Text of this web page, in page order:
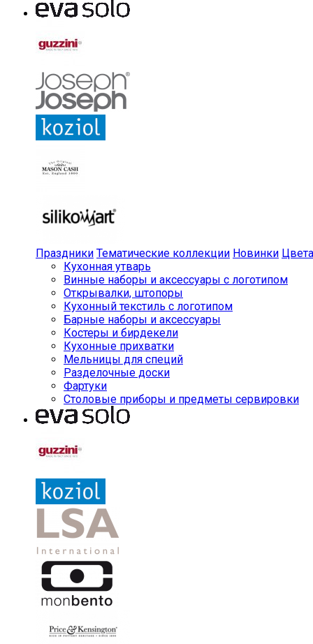
Праздники Тематические коллекции Новинки Цвета
Кухонная утварь
Винные наборы и аксессуары с логотипом
Открывалки, штопоры
Кухонный текстиль с логотипом
Барные наборы и аксессуары
Костеры и бирдекели
Кухонные прихватки
Мельницы для специй
Разделочные доски
Фартуки
Столовые приборы и предметы сервировки